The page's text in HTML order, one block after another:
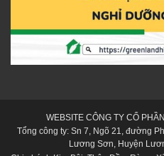
WEBSITE CÔNG TY CỔ
Tổng công ty: Sn 7, Ngõ 21, đường
Lương Sơn, Huyện